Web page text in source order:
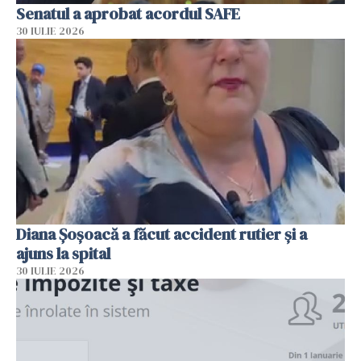
Senatul a aprobat acordul SAFE
30 IULIE 2026
Diana Șoșoacă a făcut accident rutier și a
ajuns la spital
30 IULIE 2026